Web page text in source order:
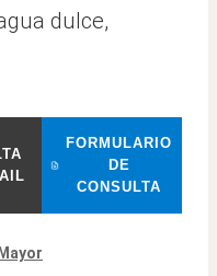
dulce,
FORMULARIO
DE
CONSULTA